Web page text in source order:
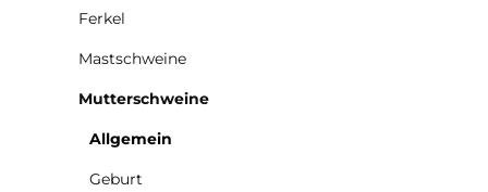
Ferkel
Mastschweine
Mutterschweine
Allgemein
Geburt